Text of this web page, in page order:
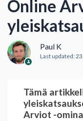
Online
Paul K
Last updated:
Tämä
Arviot -